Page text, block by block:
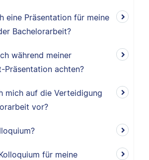
eine Präsentation für meine
Bachelorarbeit?
während meiner
Präsentation achten?
mich auf die Verteidigung
vor?
für meine